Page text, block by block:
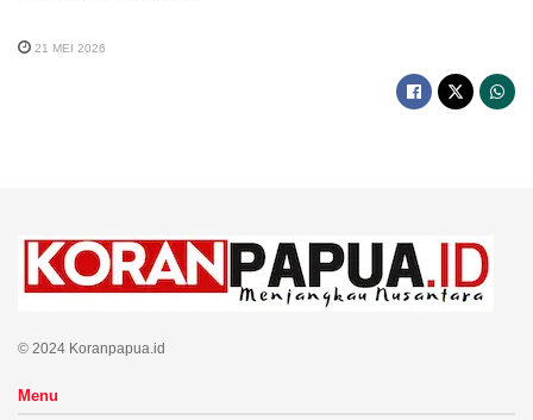
21 MEI 2026
© 2024 Koranpapua.id
Menu